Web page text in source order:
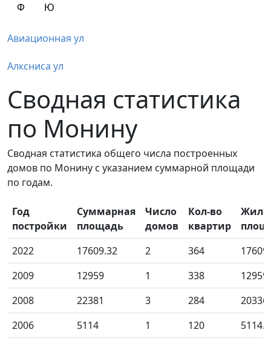
Ф
Ю
Авиационная ул
Алксниса ул
Сводная статистика
по Монину
Сводная статистика общего числа построенных
домов по Монину с указанием суммарной площади
по годам.
Год
постройки
Суммарная
площадь
Число
домов
Кол-во
квартир
2022
17609.32 2 364
2009
12959 1 338
2008
22381 3 284
2006
5114 1 120